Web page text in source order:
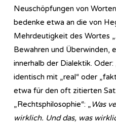
Neuschöpfungen von
bedenke etwa an die von
Mehrdeutigkeit des Wortes „
Bewahren und Überwinden,
innerhalb der Dialektik.
identisch mit „real“ oder
etwa für den oft zitierten
„Rechtsphilosophie“: „Was
wirklich. Und das, was